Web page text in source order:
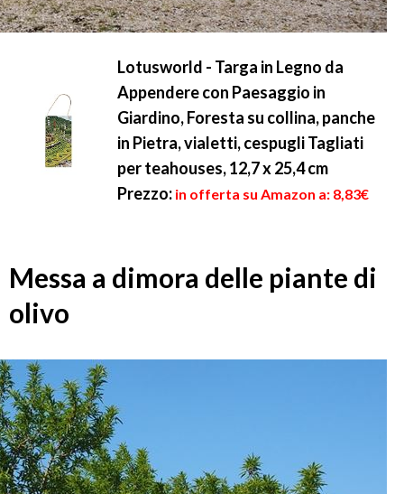
Lotusworld - Targa in Legno da
Appendere con Paesaggio in
Giardino, Foresta su collina, panche
in Pietra, vialetti, cespugli Tagliati
per teahouses, 12,7 x 25,4 cm
Prezzo: in offerta su Amazon a: 8,83€
Messa a dimora delle piante di
olivo